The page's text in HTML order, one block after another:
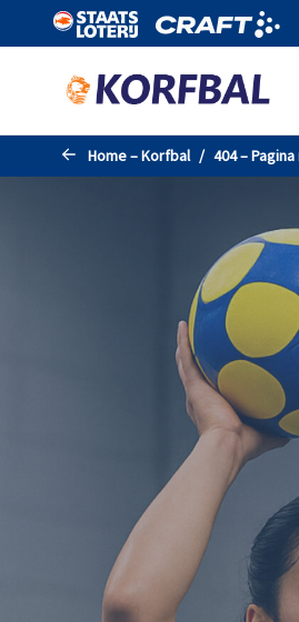
Naar de hoofdinhoud gaan
Home – Korfbal 404 –